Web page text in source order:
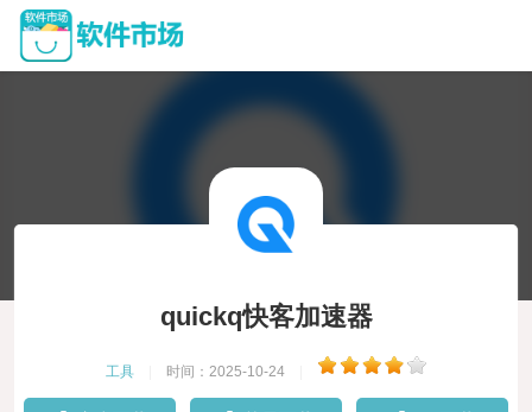
quickq快客加速器
工具 时间：2025-10-24